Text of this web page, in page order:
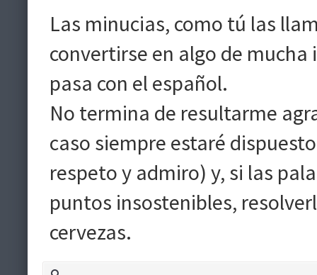
Las minucias, como tú las
convertirse en algo de
pasa con el español.
No termina de resultarme
caso siempre estaré
respeto y admiro) y, si las
puntos insostenibles,
cervezas.